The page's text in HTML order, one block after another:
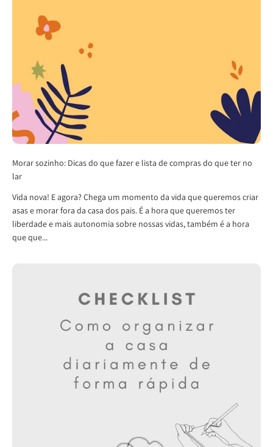
Morar sozinho: Dicas do que fazer e lista de compras do que ter no
lar
Vida nova! E agora? Chega um momento da vida que queremos criar
asas e morar fora da casa dos pais. É a hora que queremos ter
liberdade e mais autonomia sobre nossas vidas, também é a hora
que que...